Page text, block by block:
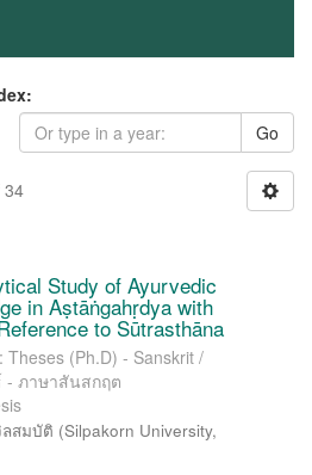
Go
34
Study of Ayurvedic
in Aṣtāṅgahṛdya with
to Sūtrasthāna
Theses (Ph.D) - Sanskrit /
ภาษาสันสกฤต
สมบัติ (Silpakorn University,